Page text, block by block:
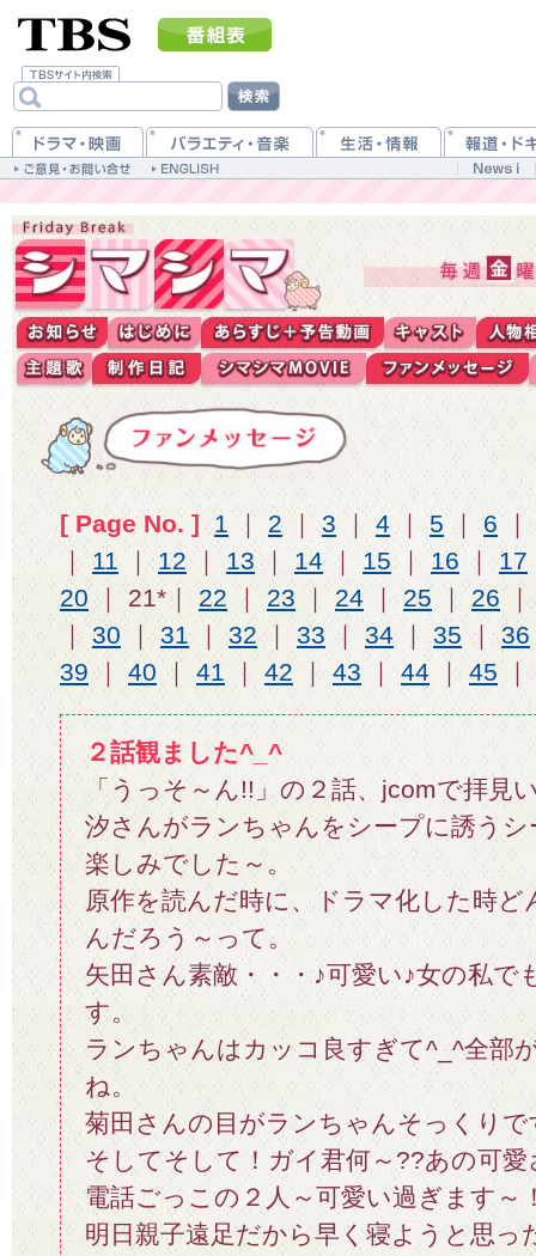
[ Page No. ] 1 ｜ 2 ｜3 ｜ 4 ｜ 5 ｜ 6 ｜
｜11 ｜ 12 ｜ 13 ｜ 14 ｜ 15 ｜ 16 ｜ 17
20｜ 21*｜ 22 ｜ 23 ｜ 24 ｜ 25 ｜ 26
｜ 30 ｜ 31 ｜32 ｜ 33 ｜ 34 ｜ 35 ｜ 36
39 ｜ 40 ｜ 41 ｜ 42 ｜ 43 ｜ 44 ｜ 45 ｜
２話観ました^_^
「うっそ～ん!!」の２話、jcomで拝見
汐さんがランちゃんをシープに誘う
楽しみでした～。
原作を読んだ時に、ドラマ化した時ど
んだろう～って。
矢田さん素敵・・・♪可愛い♪女の私で
す。
ランちゃんはカッコ良すぎて^_^全部
ね。
菊田さんの目がランちゃんそっくりで
そしてそして！ガイ君何～??あの可愛
電話ごっこの２人～可愛い過ぎます～
明日親子遠足だから早く寝ようと思っ